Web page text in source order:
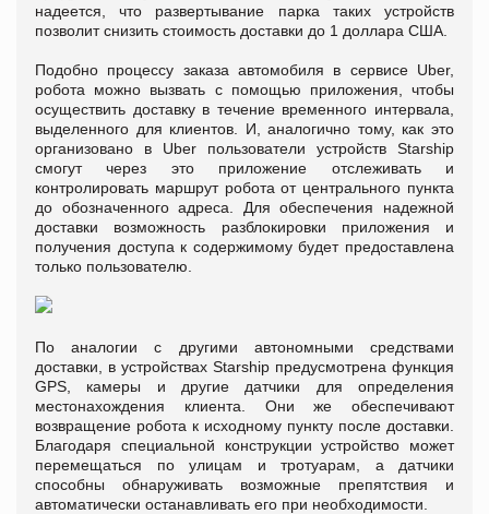
надеется, что развертывание парка таких устройств
позволит снизить стоимость доставки до 1 доллара США.
Подобно процессу заказа автомобиля в сервисе Uber,
робота можно вызвать с помощью приложения, чтобы
осуществить доставку в течение временного интервала,
выделенного для клиентов. И, аналогично тому, как это
организовано в Uber пользователи устройств Starship
смогут через это приложение отслеживать и
контролировать маршрут робота от центрального пункта
до обозначенного адреса. Для обеспечения надежной
доставки возможность разблокировки приложения и
получения доступа к содержимому будет предоставлена
только пользователю.
По аналогии с другими автономными средствами
доставки, в устройствах Starship предусмотрена функция
GPS, камеры и другие датчики для определения
местонахождения клиента. Они же обеспечивают
возвращение робота к исходному пункту после доставки.
Благодаря специальной конструкции устройство может
перемещаться по улицам и тротуарам, а датчики
способны обнаруживать возможные препятствия и
автоматически останавливать его при необходимости.